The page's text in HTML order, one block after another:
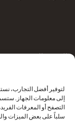
لتوفير أفضل التجارب،
إلى معلومات الجهاز.
التصفح أو المعرفات
سلباً على بعض الميزات
المدونة السريرية